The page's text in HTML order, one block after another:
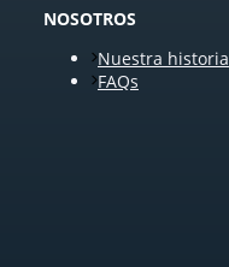
NOSOTROS
Nuestra historia
FAQs